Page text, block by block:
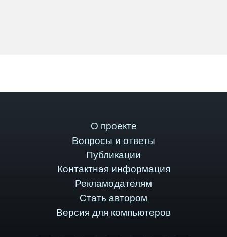
О проекте
Вопросы и ответы
Публикации
Контактная информация
Рекламодателям
Стать автором
Версия для компьютеров